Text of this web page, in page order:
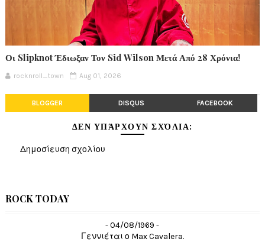
Οι Slipknot Έδιωξαν Τον Sid Wilson Μετά Από 28 Χρόνια!
rocknroll_town Aug 01, 2026
BLOGGER DISQUS FACEBOOK
ΔΕΝ ΥΠΆΡΧΟΥΝ ΣΧΌΛΙΑ:
Δημοσίευση σχολίου
ROCK TODAY
- 04/08/1969 -
Γεννιέται ο Max Cavalera.